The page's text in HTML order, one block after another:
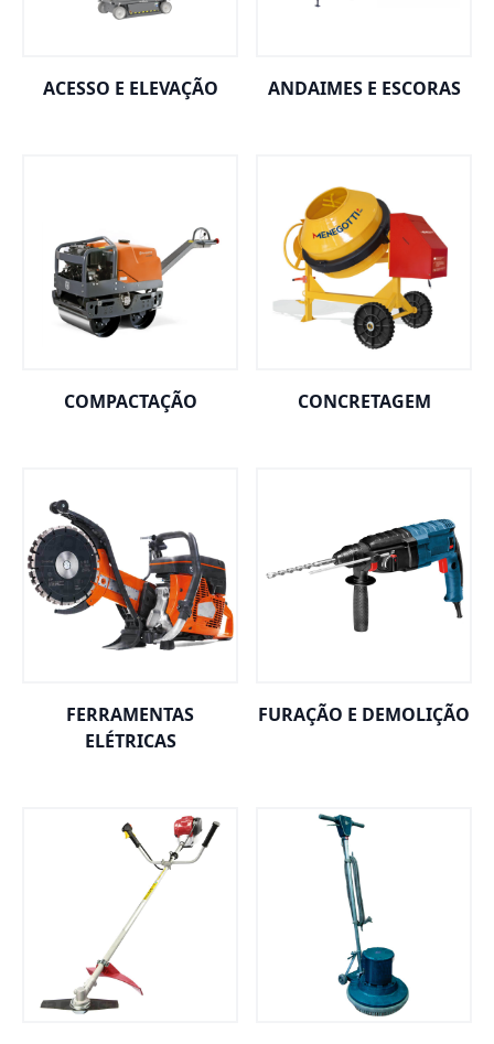
ACESSO E ELEVAÇÃO ANDAIMES E ESCORAS
COMPACTAÇÃO CONCRETAGEM
FERRAMENTAS
ELÉTRICAS
FURAÇÃO E DEMOLIÇÃO